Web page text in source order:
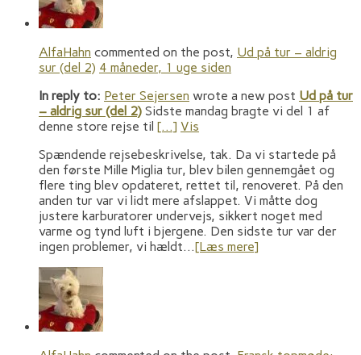
AlfaHahn commented on the post, Ud på tur – aldrig
sur (del 2) 4 måneder, 1 uge siden
In reply to: Peter Sejersen wrote a new post Ud på tur
– aldrig sur (del 2) Sidste mandag bragte vi del 1 af
denne store rejse til […] Vis
Spændende rejsebeskrivelse, tak. Da vi startede på
den første Mille Miglia tur, blev bilen gennemgået og
flere ting blev opdateret, rettet til, renoveret. På den
anden tur var vi lidt mere afslappet. Vi måtte dog
justere karburatorer undervejs, sikkert noget med
varme og tynd luft i bjergene. Den sidste tur var der
ingen problemer, vi hældt…[Læs mere]